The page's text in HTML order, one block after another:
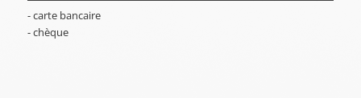
- carte bancaire
- chèque